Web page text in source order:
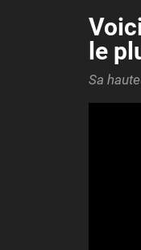
le
Sa